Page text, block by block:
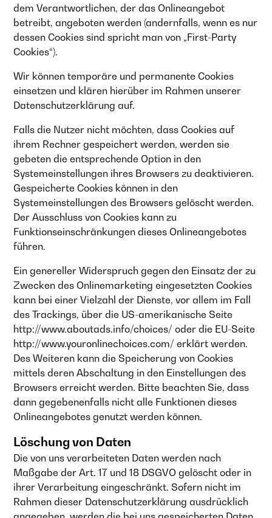
dem Verantwortlichen, der das Onlineangebot
betreibt, angeboten werden (andernfalls, wenn es nur
dessen Cookies sind spricht man von „First-Party
Cookies“).
Wir können temporäre und permanente Cookies
einsetzen und klären hierüber im Rahmen unserer
Datenschutzerklärung auf.
Falls die Nutzer nicht möchten, dass Cookies auf
ihrem Rechner gespeichert werden, werden sie
gebeten die entsprechende Option in den
Systemeinstellungen ihres Browsers zu deaktivieren.
Gespeicherte Cookies können in den
Systemeinstellungen des Browsers gelöscht werden.
Der Ausschluss von Cookies kann zu
Funktionseinschränkungen dieses Onlineangebotes
führen.
Ein genereller Widerspruch gegen den Einsatz der zu
Zwecken des Onlinemarketing eingesetzten Cookies
kann bei einer Vielzahl der Dienste, vor allem im Fall
des Trackings, über die US-amerikanische Seite
http://www.aboutads.info/choices/ oder die EU-Seite
http://www.youronlinechoices.com/ erklärt werden.
Des Weiteren kann die Speicherung von Cookies
mittels deren Abschaltung in den Einstellungen des
Browsers erreicht werden. Bitte beachten Sie, dass
dann gegebenenfalls nicht alle Funktionen dieses
Onlineangebotes genutzt werden können.
Löschung von Daten
Die von uns verarbeiteten Daten werden nach
Maßgabe der Art. 17 und 18 DSGVO gelöscht oder in
ihrer Verarbeitung eingeschränkt. Sofern nicht im
Rahmen dieser Datenschutzerklärung ausdrücklich